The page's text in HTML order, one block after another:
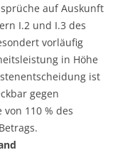
auf Auskunft
I.2 und I.3 des
vorläufig
in Höhe
ist
gegen
110 % des